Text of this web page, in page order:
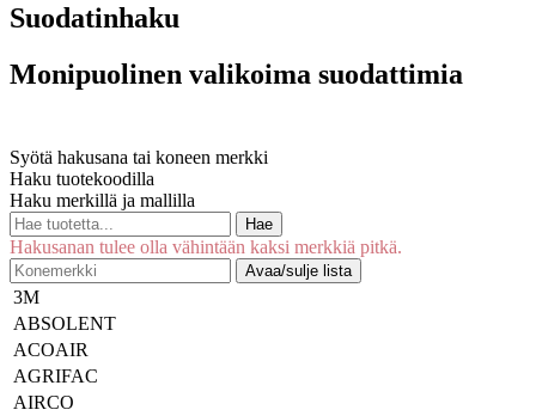
Suodatinhaku
Monipuolinen valikoima suodattimia
Syötä hakusana tai koneen merkki
Haku tuotekoodilla
Haku merkillä ja mallilla
Hae
Hakusanan tulee olla vähintään kaksi merkkiä pitkä.
Avaa/sulje lista
3M
ABSOLENT
ACOAIR
AGRIFAC
AIRCO